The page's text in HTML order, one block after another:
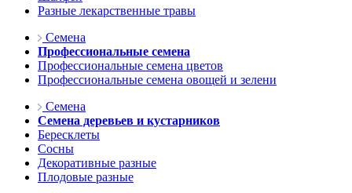
Разные лекарственные травы
Семена
Профессиональные семена
Профессиональные семена цветов
Профессиональные семена овощей и зелени
Семена
Семена деревьев и кустарников
Бересклеты
Сосны
Декоративные разные
Плодовые разные